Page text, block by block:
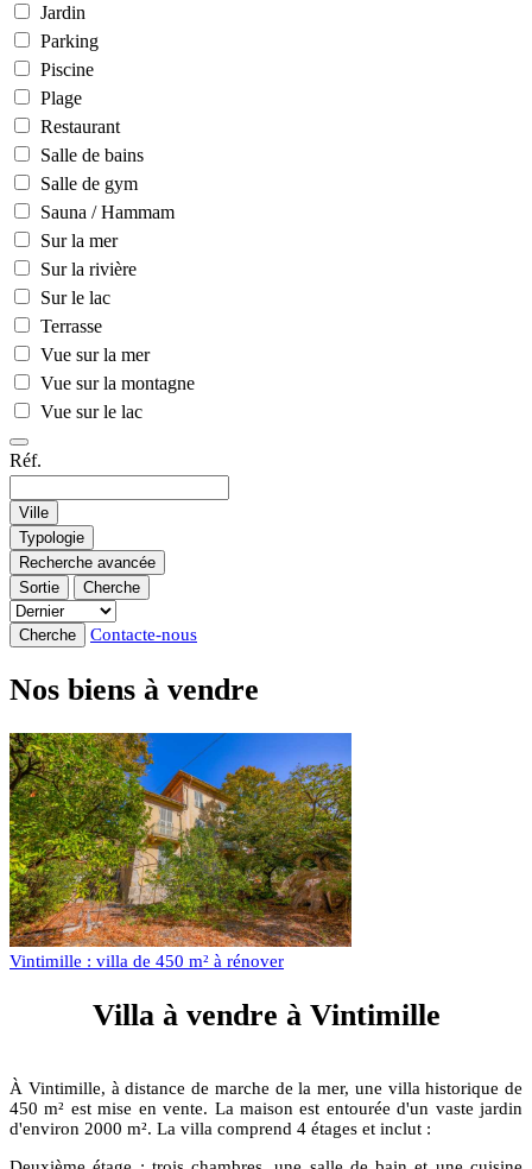
Jardin
Parking
Piscine
Plage
Restaurant
Salle de bains
Salle de gym
Sauna / Hammam
Sur la mer
Sur la rivière
Sur le lac
Terrasse
Vue sur la mer
Vue sur la montagne
Vue sur le lac
Réf.
Ville
Typologie
Recherche avancée
Sortie
Cherche
Cherche Contacte-nous
Nos biens à vendre
Vintimille : villa de 450 m² à rénover
Villa à vendre à Vintimille
À Vintimille, à distance de marche de la mer, une villa historique de
450 m² est mise en vente. La maison est entourée d'un vaste jardin
d'environ 2000 m². La villa comprend 4 étages et inclut :